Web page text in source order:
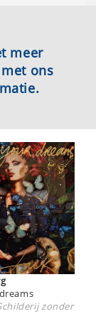
meer
ons
zonder